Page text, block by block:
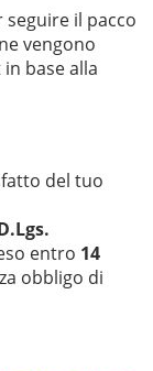
il pacco
vengono
base alla
del tuo
entro 14
obbligo di